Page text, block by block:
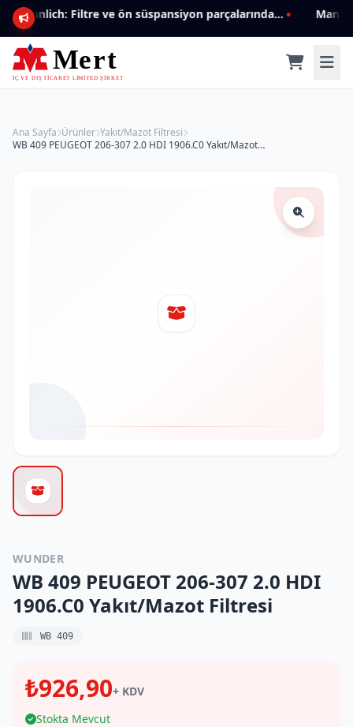
Mannlich: Filtre ve ön süspansiyon parçalarında genişleyen ürün yelpazesiyle kalite ve güven.
Ana Sayfa Ürünler Yakıt/Mazot Filtresi
WB 409 PEUGEOT 206-307 2.0 HDI 1906.C0 Yakıt/Mazot Filtresi
WUNDER
WB 409 PEUGEOT 206-307 2.0 HDI
1906.C0 Yakıt/Mazot Filtresi
WB 409
₺926,90+ KDV
Stokta Mevcut